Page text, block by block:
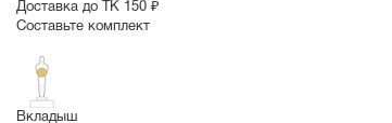
Доставка до ТК 150 ₽
Составьте комплект
Вкладыш